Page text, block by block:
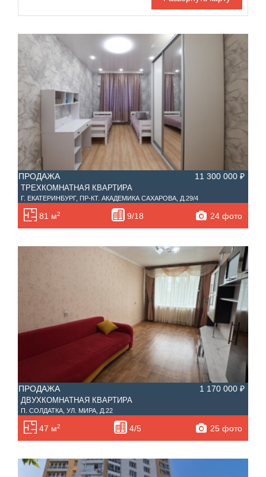
Площадь кухни
Санузел
Балконов
Лоджий
Этаж
Этажность
Не первый
Материал дома
Обмен
С фото
ПРОДАЖА 11 300 000 ₽
ТРЕХКОМНАТНАЯ КВАРТИРА
Г. ЕКАТЕРИНБУРГ, ПР-КТ. АКАДЕМИКА САХАРОВА, Д.29/4
81 м2 9/18 24 фото
ПРОДАЖА 1 170 000 ₽
ДВУХКОМНАТНАЯ КВАРТИРА
П. СОЛДАТКА, УЛ. МИРА, Д.22
47 м2 4/5 25 фото